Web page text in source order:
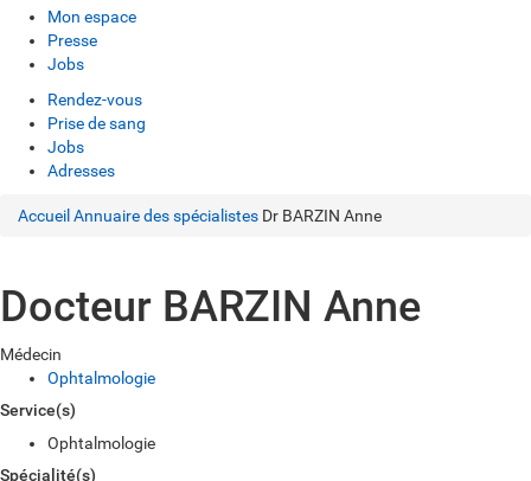
Mon espace
Presse
Jobs
Rendez-vous
Prise de sang
Jobs
Adresses
Accueil Annuaire des spécialistes Dr BARZIN Anne
Docteur BARZIN Anne
Médecin
Ophtalmologie
Service(s)
Ophtalmologie
Spécialité(s)